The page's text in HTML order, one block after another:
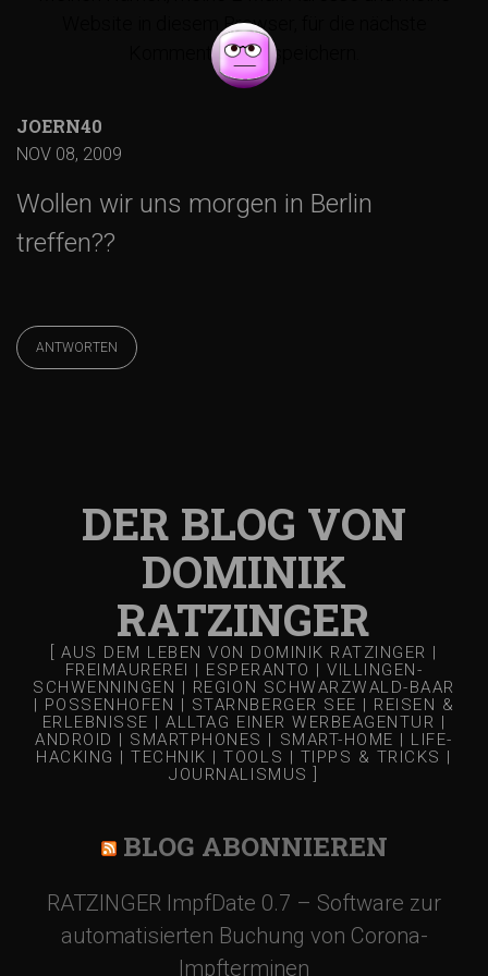
g
s
-
a
Website in diesem Browser, für die nächste
Kommentierung, speichern.
JOERN40
NOV 08, 2009
Wollen wir uns morgen in Berlin
treffen??
ANTWORTEN
DER BLOG VON
DOMINIK
RATZINGER
[ AUS DEM LEBEN VON DOMINIK RATZINGER |
FREIMAUREREI | ESPERANTO | VILLINGEN-
SCHWENNINGEN | REGION SCHWARZWALD-BAAR
| POSSENHOFEN | STARNBERGER SEE | REISEN &
ERLEBNISSE | ALLTAG EINER WERBEAGENTUR |
ANDROID | SMARTPHONES | SMART-HOME | LIFE-
HACKING | TECHNIK | TOOLS | TIPPS & TRICKS |
JOURNALISMUS ]
BLOG ABONNIEREN
RATZINGER ImpfDate 0.7 – Software zur
automatisierten Buchung von Corona-
Impfterminen